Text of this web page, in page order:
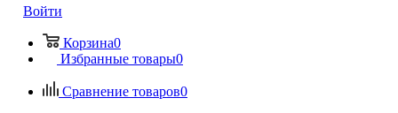
Войти
Корзина0
Избранные товары0
Сравнение товаров0